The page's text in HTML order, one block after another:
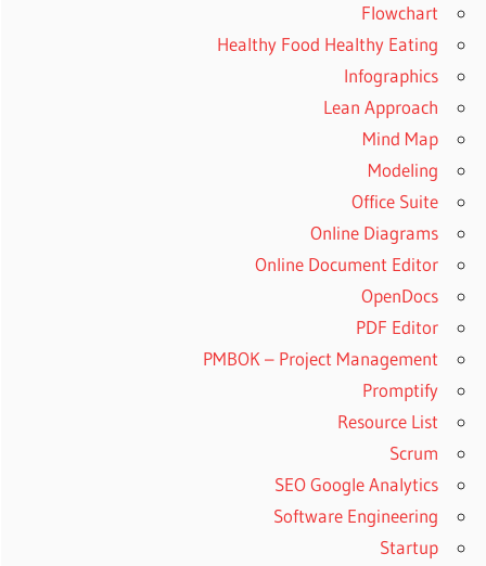
Flowchart
Healthy Food Healthy Eating
Infographics
Lean Approach
Mind Map
Modeling
Office Suite
Online Diagrams
Online Document Editor
OpenDocs
PDF Editor
PMBOK – Project Management
Promptify
Resource List
Scrum
SEO Google Analytics
Software Engineering
Startup